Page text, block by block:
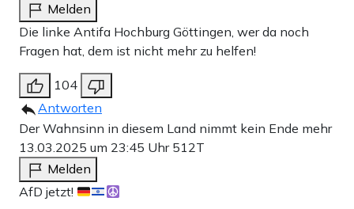
Melden
Die linke Antifa Hochburg Göttingen, wer da noch
Fragen hat, dem ist nicht mehr zu helfen!
104
Antworten
Der Wahnsinn in diesem Land nimmt kein Ende mehr
13.03.2025 um 23:45 Uhr 512T
Melden
AfD jetzt!